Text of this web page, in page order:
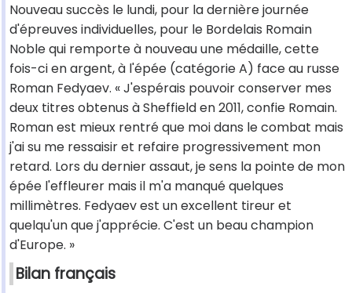
Nouveau succès le lundi, pour la dernière journée
d'épreuves individuelles, pour le Bordelais Romain
Noble qui remporte à nouveau une médaille, cette
fois-ci en argent, à l'épée (catégorie A) face au russe
Roman Fedyaev. « J'espérais pouvoir conserver mes
deux titres obtenus à Sheffield en 2011, confie Romain.
Roman est mieux rentré que moi dans le combat mais
j'ai su me ressaisir et refaire progressivement mon
retard. Lors du dernier assaut, je sens la pointe de mon
épée l'effleurer mais il m'a manqué quelques
millimètres. Fedyaev est un excellent tireur et
quelqu'un que j'apprécie. C'est un beau champion
d'Europe. »
Bilan français